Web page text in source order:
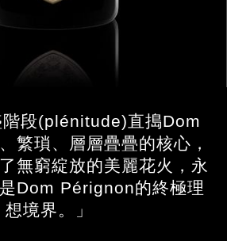
階段(plénitude)直搗Dom
繁瑣、層層疊疊的核心，
無窮綻放的美麗花火，永
Dom Pérignon的終極理
想境界。」